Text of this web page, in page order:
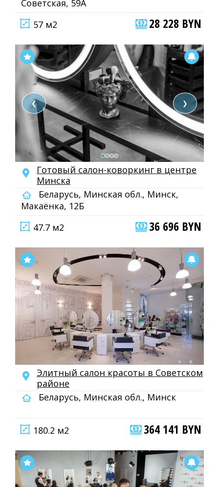
Советская, 59А
57 м2
28 228 BYN
❮ ❯
Готовый салон-коворкинг в центре
Минска
Беларусь, Минская обл., Минск,
Макаёнка, 12Б
47.7 м2
36 696 BYN
Элитный салон красоты в Советском
районе
Беларусь, Минская обл., Минск
180.2 м2 364 141 BYN